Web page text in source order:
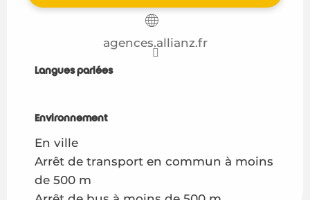
agences.allianz.fr
Langues parlées
Langues parlées
Environnement
Environnement
En ville
Arrêt de transport en commun à moins
de 500 m